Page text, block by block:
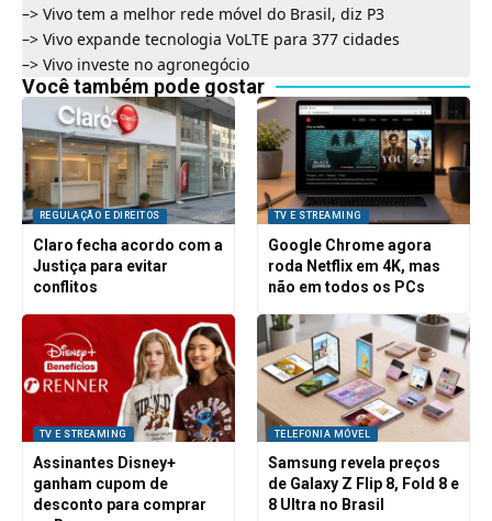
–> Vivo tem a melhor rede móvel do Brasil, diz P3
–> Vivo expande tecnologia VoLTE para 377 cidades
–> Vivo investe no agronegócio
Você também pode gostar
REGULAÇÃO E DIREITOS
Claro fecha acordo com a
Justiça para evitar
conflitos
TV E STREAMING
Google Chrome agora
roda Netflix em 4K, mas
não em todos os PCs
TV E STREAMING
Assinantes Disney+
ganham cupom de
desconto para comprar
TELEFONIA MÓVEL
Samsung revela preços
de Galaxy Z Flip 8, Fold 8 e
8 Ultra no Brasil